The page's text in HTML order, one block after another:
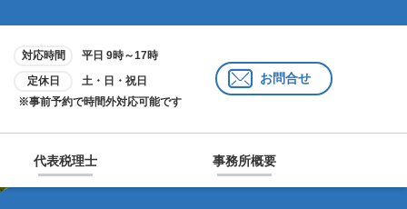
対応時間
平日 9時～17時
定休日
土・日・祝日
※事前予約で時間外対応可能です
お問合せ
代表税理士 事務所概要